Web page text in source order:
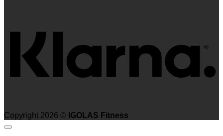
Copyright 2026 © IGOLAS Fitness